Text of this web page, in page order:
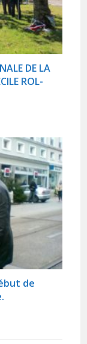
DE LA
ROL-
de